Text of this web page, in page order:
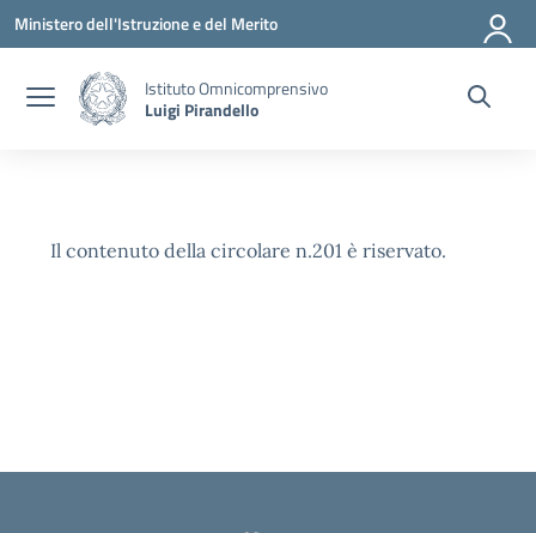
Vai ai contenuti
Vai al menu di navigazione
Vai al footer
Ministero dell'Istruzione e del Merito
Istituto Omnicomprensivo
Luigi Pirandello
Il contenuto della circolare n.201 è riservato.